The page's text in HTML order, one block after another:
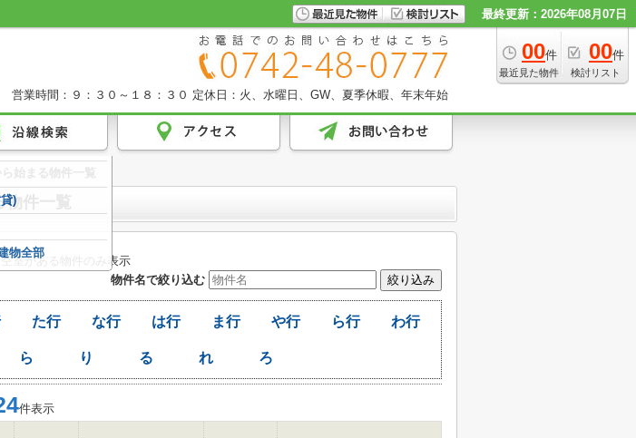
最終更新：2026年08月07日
00件
最近見た物件
00件
検討リスト
営業時間：９：３０～１８：３０ 定休日：火、水曜日、GW、夏季休暇、年末年始
)
物全部
始まる物件一覧
件一覧
空室がある物件のみ表示
物件名で絞り込む
た行 な行 は行 ま行 や行 ら行 わ行
ら り る れ ろ
件表示